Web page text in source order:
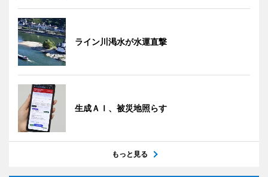
ライン川渇水が水運直撃
生成ＡＩ、被災地照らす
もっと見る